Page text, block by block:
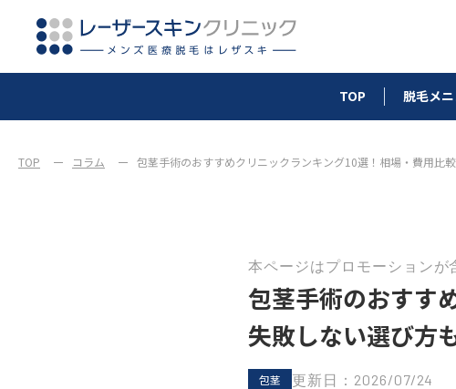
TOP 脱毛メ
TOP コラム 包茎手術のおすすめクリニックランキング10選！相場・費用比
本ページはプロモーションが
包茎手術のおすす
失敗しない選び方
包茎 更新日：2026/07/24